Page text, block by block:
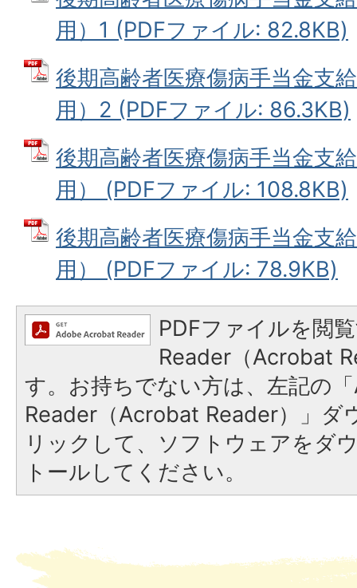
用）1 (PDFファイル: 82.8KB)
後期高齢者医療傷病手当金支
用）2 (PDFファイル: 86.3KB)
後期高齢者医療傷病手当金支
用） (PDFファイル: 108.8KB)
後期高齢者医療傷病手当金支
用） (PDFファイル: 78.9KB)
PDFファイルを閲
Reader（Acrobat
す。お持ちでない方は、左記の
Reader（Acrobat Reader）」ダ
リックして、ソフトウェアをダ
トールしてください。